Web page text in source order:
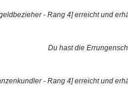
- Rang 4] erreicht und
Du hast die
- Rang 4] erreicht und